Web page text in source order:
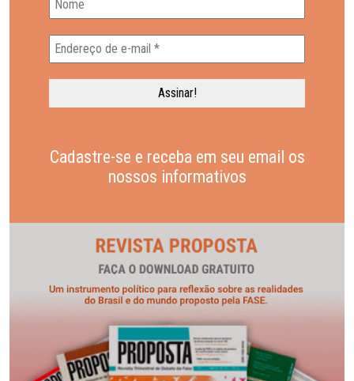
Cadastre-se e receba em seu email os
nossos informativos